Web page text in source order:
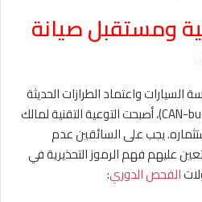
ومستقبل صيانة
واعتماد الطرازات الحديثة
على أنظمة الحافلات الرقمية (CAN-bus)، أصبحت التوعية التقنية لمالك
يجب على السائقين عدم
عليهم فهم الرموز التحذيرية في
الفحص الدوري: